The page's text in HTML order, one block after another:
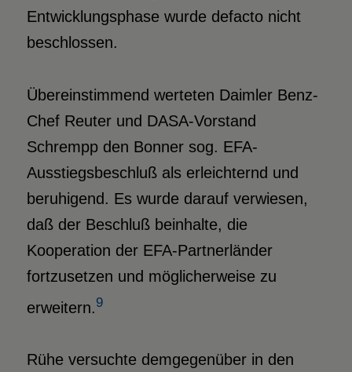
Entwicklungsphase wurde defacto nicht
beschlossen.
Übereinstimmend werteten Daimler Benz-
Chef Reuter und DASA-Vorstand
Schrempp den Bonner sog. EFA-
Ausstiegsbeschluß als erleichternd und
beruhigend. Es wurde darauf verwiesen,
daß der Beschluß beinhalte, die
Kooperation der EFA-Partnerländer
fortzusetzen und möglicherweise zu
erweitern. 9
Rühe versuchte demgegenüber in den